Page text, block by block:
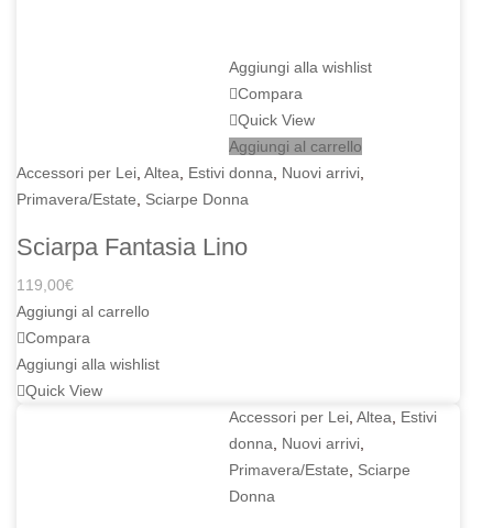
Aggiungi alla wishlist
Compara
Quick View
Aggiungi al carrello
Accessori per Lei Altea Estivi donna Nuovi arrivi
Primavera/Estate
Sciarpe Donna
Sciarpa Fantasia Lino
119,00€
Aggiungi al carrello
Compara
Aggiungi alla wishlist
Quick View
Accessori per Lei ,Altea
Estivi
donna
Nuovi arrivi
Primavera/Estate
Sciarpe
Donna